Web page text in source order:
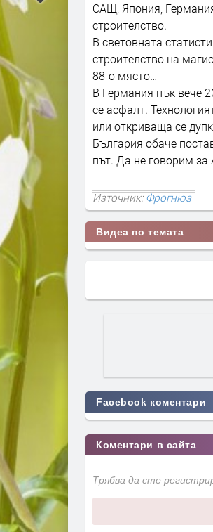
САЩ, Япония,
строителство.
В световната
строителство на
88-о място…
В Германия пък вече
се асфалт.
или откриваща се
България обаче
път. Да не говорим за
Източник:Фрогнюз
Видеа по темата
Facebook коментари
Коментари в сайта
Трябва да сте